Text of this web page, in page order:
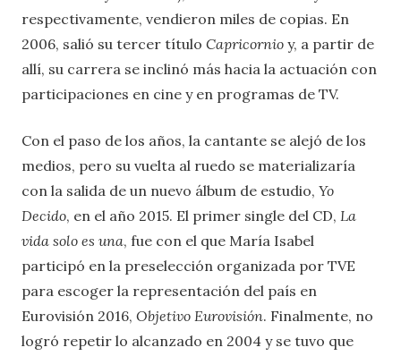
respectivamente, vendieron miles de copias. En
2006, salió su tercer título Capricornio y, a partir de
allí, su carrera se inclinó más hacia la actuación con
participaciones en cine y en programas de TV.
Con el paso de los años, la cantante se alejó de los
medios, pero su vuelta al ruedo se materializaría
con la salida de un nuevo álbum de estudio, Yo
Decido, en el año 2015. El primer single del CD, La
vida solo es una, fue con el que María Isabel
participó en la preselección organizada por TVE
para escoger la representación del país en
Eurovisión 2016, Objetivo Eurovisión. Finalmente, no
logró repetir lo alcanzado en 2004 y se tuvo que